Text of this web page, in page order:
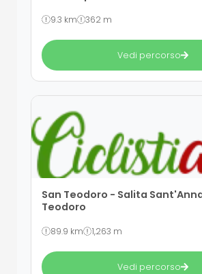
9.3 km 362 m
Vedi percorso
San Teodoro - Salita
Teodoro
89.9 km 1,263 m
Vedi percorso